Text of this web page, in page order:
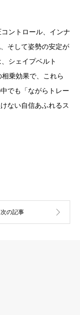
ントロール、インナ
そして姿勢の安定が
シェイプベルト
乗効果で、これら
でも「ながらトレー
ない自信あふれるス